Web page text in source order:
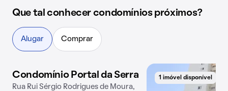
Que tal conhecer condomínios próximos?
Alugar Comprar
1 imóvel disponível
Condomínio Portal da Serra
Rua Rui Sérgio Rodrigues de Moura,
1 imóvel disponível